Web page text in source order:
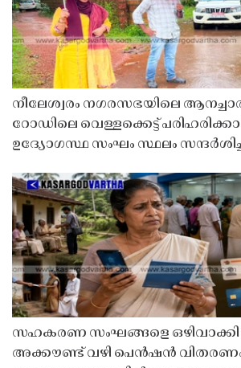
നീലേശ്വരം നഗരസഭയിലെ
റോഡിലെ വെള്ളക്കെട്ട്
ഉദ്യോഗസ്ഥ സംഘം സ്ഥലം
സഹകരണ സംഘങ്ങളെ
അക്കൗണ്ട് വഴി പെൻഷൻ